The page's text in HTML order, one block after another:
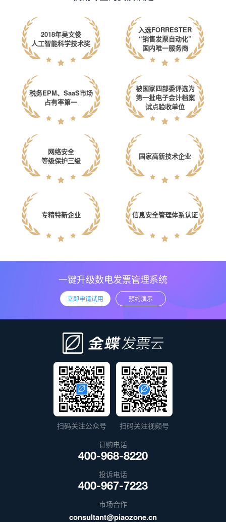
2018年吴文俊
人工智能科学技术奖
入选FORRESTER
“销售发票自动化”
国内唯一服务商
税务EPM、SaaS市场
占有率第一
被国家四部委评选为
第一批电子会计档案
试点验收单位
网络安全
等级保护三级
国家高新技术企业
专精特新企业 信息安全管理体系认证
一键升级数电发票管理系统
立即申请试用 预约演示
扫码关注公众号
扫码关注视频号
订购电话
400-968-8220
投诉电话
400-967-7223
市场合作
consultant@piaozone.cn